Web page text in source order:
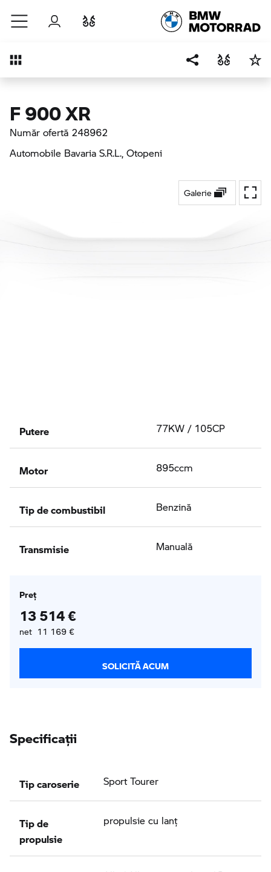
Sari la conținutul principal
Autentificare
Prezentare generală
F 900 XR
Număr ofertă 248962
Automobile Bavaria S.R.L., Otopeni
Galerie
Putere 77KW / 105CP
Motor 895ccm
Tip de combustibil Benzină
Transmisie Manuală
Preţ
13 514 €
net 11 169 €
SOLICITĂ ACUM
Specificaţii
Tip caroserie Sport Tourer
Tip de
propulsie
propulsie cu lanţ